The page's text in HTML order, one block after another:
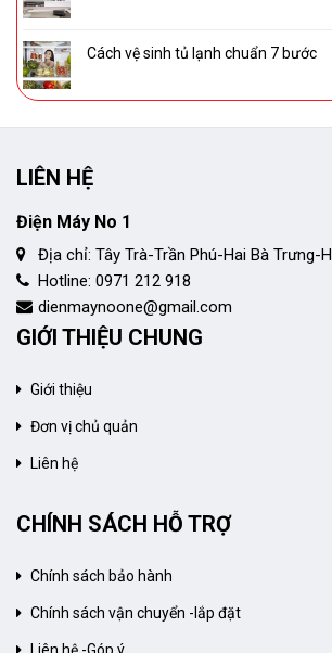
Cách vệ sinh tủ lạnh chuẩn 7 bước
LIÊN HỆ
Điện Máy No 1
Địa chỉ: Tây Trà-Trần Phú-Hai Bà Trưng-
Hotline: 0971 212 918
dienmaynoone@gmail.com
GIỚI THIỆU CHUNG
Giới thiệu
Đơn vị chủ quản
Liên hệ
CHÍNH SÁCH HỖ TRỢ
Chính sách bảo hành
Chính sách vận chuyển -lắp đặt
Liên hệ -Góp ý